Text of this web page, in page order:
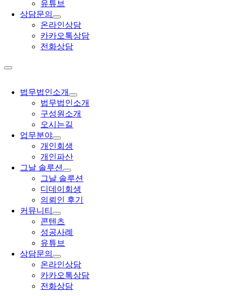
유튜브
상담문의
온라인상담
카카오톡상담
전화상담
법무법인소개
법무법인소개
구성원소개
오시는길
업무분야
개인회생
개인파산
그날 솔루션
그날 솔루션
디데이회생
의뢰인 후기
커뮤니티
콘텐츠
성공사례
유튜브
상담문의
온라인상담
카카오톡상담
전화상담